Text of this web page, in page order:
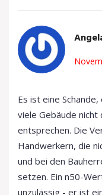
Es ist eine
viele Gebäude
entsprechen. Die
Handwerkern, die
und bei den
setzen. Ein n50-
unzulässig - er ist